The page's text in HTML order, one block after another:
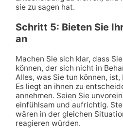
sie zu sagen hat.
Schritt 5: Bieten Sie
an
Machen Sie sich klar, dass
können, der sich nicht in
Alles, was Sie tun können,
Es liegt an ihnen zu
annehmen. Seien Sie
einfühlsam und aufrichtig.
wären in der gleichen
reagieren würden.